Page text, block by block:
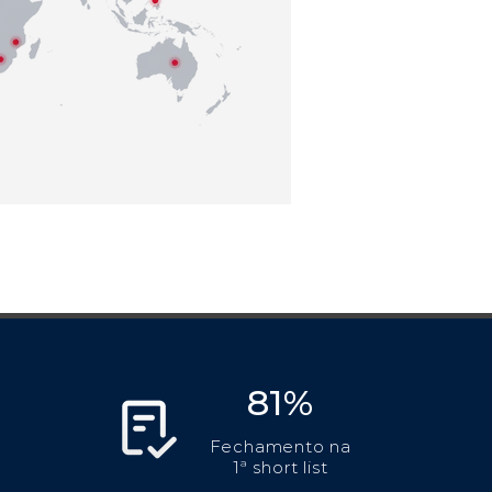
81%
Fechamento na
1ª short list